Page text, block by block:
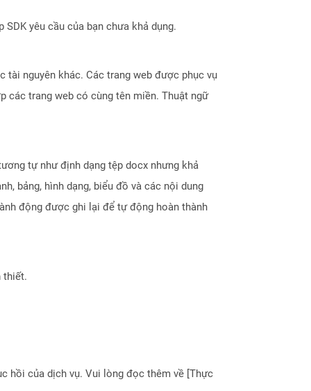
yêu cầu của bạn chưa khả dụng.
nguyên khác. Các trang web được phục vụ
các trang web có cùng tên miền. Thuật ngữ
tự như định dạng tệp docx nhưng khả
bảng, hình dạng, biểu đồ và các nội dung
động được ghi lại để tự động hoàn thành
thiết.
hồi của dịch vụ. Vui lòng đọc thêm về [Thực